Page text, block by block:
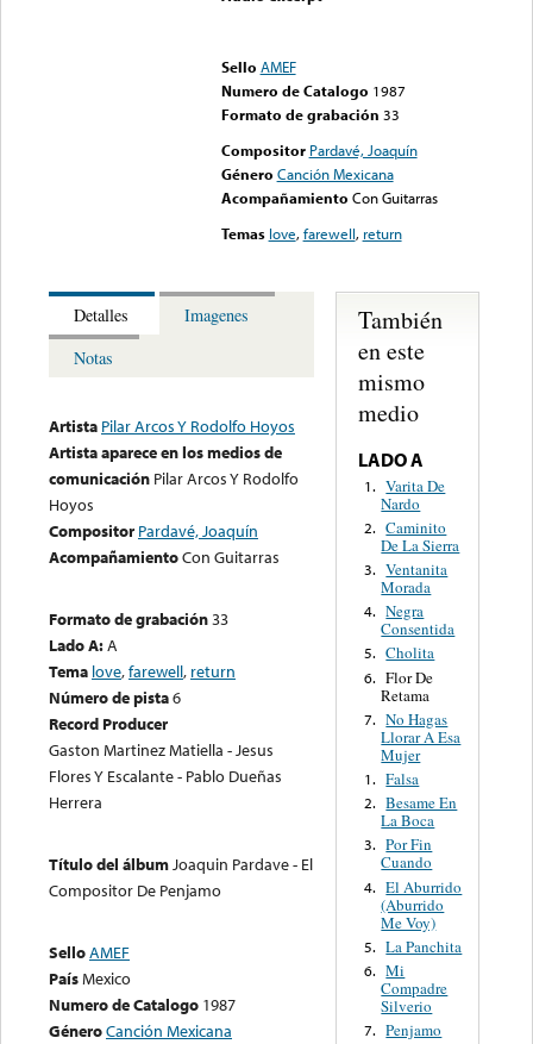
Sello AMEF
Numero de Catalogo 1987
Formato de grabación 33
Compositor Pardavé, Joaquín
Género Canción Mexicana
Acompañamiento Con Guitarras
Temas love,farewell, return
Detalles
Imagenes
Notas
Artista Pilar Arcos Y Rodolfo Hoyos
Artista aparece en los medios de
comunicación Pilar Arcos Y Rodolfo
Hoyos
Compositor Pardavé, Joaquín
AcompañamientoCon Guitarras
Formato de grabación33
Lado A:A
Tema love,farewell, return
Número de pista6
Record Producer
Gaston Martinez Matiella - Jesus
Flores Y Escalante - Pablo Dueñas
Herrera
Título del álbumJoaquin Pardave - El
Compositor De Penjamo
SelloAMEF
PaísMexico
Numero de Catalogo 1987
GéneroCanción Mexicana
También
en este
mismo
medio
LADO A
1. Varita De
Nardo
2. Caminito
De La Sierra
3. Ventanita
Morada
4. Negra
Consentida
5. Cholita
6. Flor De
Retama
7. No Hagas
Llorar A Esa
Mujer
1. Falsa
2. Besame En
La Boca
3. Por Fin
Cuando
4. El Aburrido
(Aburrido
Me Voy)
5. La Panchita
6. Mi
Compadre
Silverio
7. Penjamo